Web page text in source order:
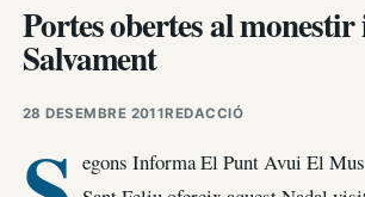
Portes obertes al monestir
Salvament
28 DESEMBRE 2011REDACCIÓ
egons Informa El Punt Avui El